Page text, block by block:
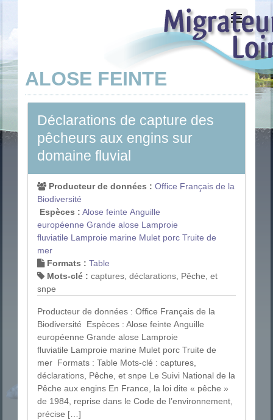
ALOSE FEINTE
Déclarations de capture des
pêcheurs aux engins sur
domaine fluvial
Producteur de données : Office Français de la
Biodiversité
Espèces : Alose feinte Anguille
européenne Grande alose Lamproie
fluviatile Lamproie marine Mulet porc Truite de
mer
Formats : Table
Mots-clé : captures, déclarations, Pêche, et
snpe
Producteur de données : Office Français de la
Biodiversité Espèces : Alose feinte Anguille
européenne Grande alose Lamproie
fluviatile Lamproie marine Mulet porc Truite de
mer Formats : Table Mots-clé : captures,
déclarations, Pêche, et snpe Le Suivi National de la
Pêche aux engins En France, la loi dite « pêche »
de 1984, reprise dans le Code de l’environnement,
précise […]